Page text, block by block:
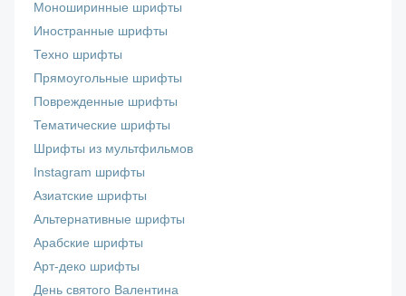
Моноширинные шрифты
Иностранные шрифты
Техно шрифты
Прямоугольные шрифты
Поврежденные шрифты
Тематические шрифты
Шрифты из мультфильмов
Instagram шрифты
Азиатские шрифты
Альтернативные шрифты
Арабские шрифты
Арт-деко шрифты
День святого Валентина